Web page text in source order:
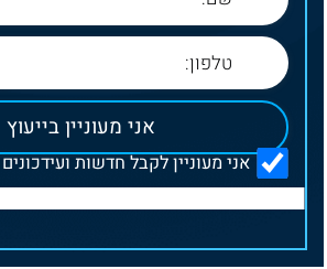
אני מעוניין לקבל חדשות ועידכונים